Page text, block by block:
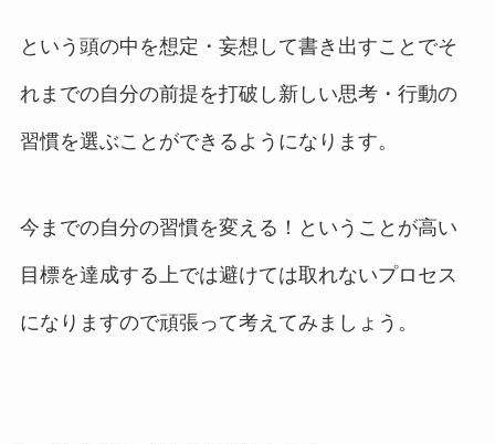
という頭の中を想定・妄想して書き出すことでそ
れまでの自分の前提を打破し新しい思考・行動の
習慣を選ぶことができるようになります。
今までの自分の習慣を変える！ということが高い
目標を達成する上では避けては取れないプロセス
になりますので頑張って考えてみましょう。